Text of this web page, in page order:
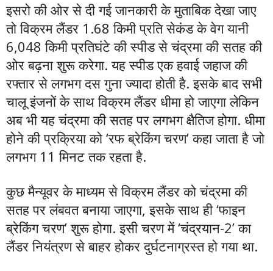
इसरो की ओर से दी गई जानकारी के मुताबिक देखा जाए
तो विक्रम लैंडर 1.68 किमी प्रति सेकंड के वेग यानी
6,048 किमी प्रतिघंटे की स्पीड से चंद्रमा की सतह की
ओर बढ़ना शुरू करेगा. यह स्पीड एक हवाई जहाज की
रफ्तार से लगभग दस गुना ज्यादा होती है. इसके बाद सभी
चालू इंजनों के साथ विक्रम लैंडर धीमा हो जाएगा लेकिन
अब भी यह चंद्रमा की सतह पर लगभग क्षैतिज होगा. धीमा
होने की प्रक्रिया को ‘रफ ब्रेकिंग चरण’ कहा जाता है जो
लगभग 11 मिनट तक रहता है.
कुछ मैन्यूवर के माध्यम से विक्रम लैंडर को चंद्रमा की
सतह पर लंबवत बनाया जाएगा, इसके साथ ही ‘फाइन
ब्रेकिंग चरण’ शुरू होगा. इसी चरण में ‘चंद्रयान-2’ का
लैंडर नियंत्रण से बाहर होकर दुर्घटनाग्रस्त हो गया था.